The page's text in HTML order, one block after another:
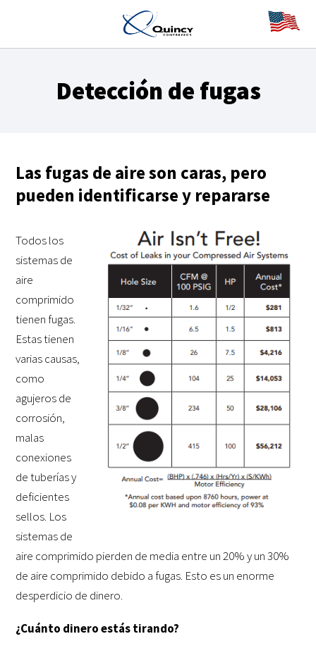
Detección de fugas
Las fugas de aire son caras, pero
pueden identificarse y repararse
Todos los
sistemas de
aire
comprimido
tienen fugas.
Estas tienen
varias causas,
como
agujeros de
corrosión,
malas
conexiones
de tuberías y
deficientes
sellos. Los
sistemas de
aire comprimido pierden de media entre un 20% y un 30%
de aire comprimido debido a fugas. Esto es un enorme
desperdicio de dinero.
¿Cuánto dinero estás tirando?